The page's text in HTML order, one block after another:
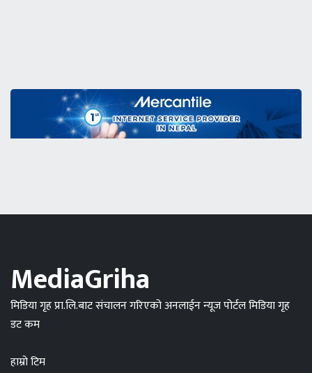
MediaGriha
मिडिया गृह प्रा.लि.बाट संचालन गरिएको अनलाईन न्यूज पोर्टल मिडिया गृह
डट कम
हाम्रो टिम